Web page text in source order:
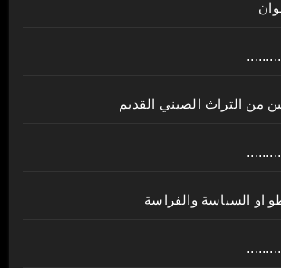
من التراث الصيني القديم
او السياسة والفراسة